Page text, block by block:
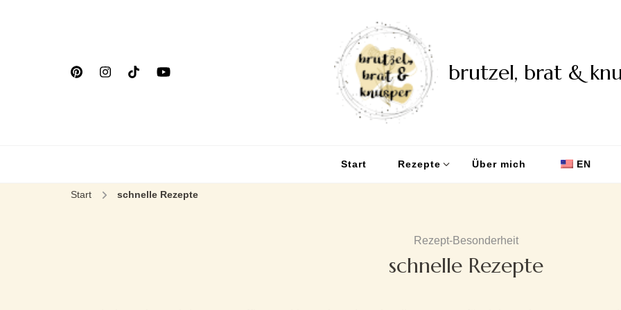
brutzel, brat &
Start Rezepte Über mich EN
Start schnelle Rezepte
Rezept-Besonderheit
schnelle Rezepte